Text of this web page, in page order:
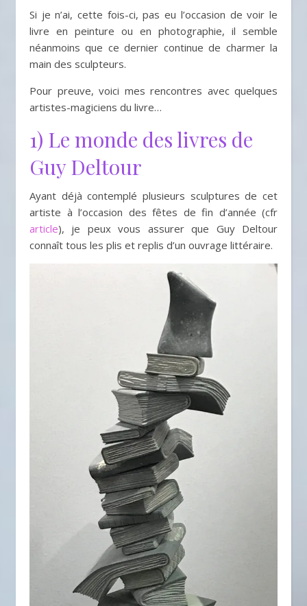
Si je n’ai, cette fois-ci, pas eu l’occasion de voir le
livre en peinture ou en photographie, il semble
néanmoins que ce dernier continue de charmer la
main des sculpteurs.
Pour preuve, voici mes rencontres avec quelques
artistes-magiciens du livre…
1) Le monde des livres de
Guy Deltour
Ayant déjà contemplé plusieurs sculptures de cet
artiste à l’occasion des fêtes de fin d’année (cfr
article), je peux vous assurer que Guy Deltour
connaît tous les plis et replis d’un ouvrage littéraire.